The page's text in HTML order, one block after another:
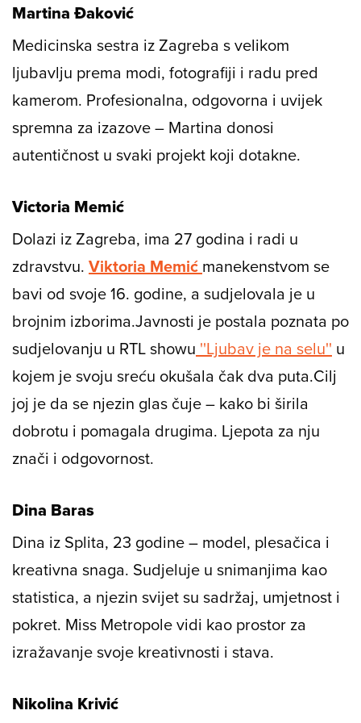
Martina Đaković
Medicinska sestra iz Zagreba s velikom
ljubavlju prema modi, fotografiji i radu pred
kamerom. Profesionalna, odgovorna i uvijek
spremna za izazove – Martina donosi
autentičnost u svaki projekt koji dotakne.
Victoria Memić
Dolazi iz Zagreba, ima 27 godina i radi u
zdravstvu. Viktoria Memić manekenstvom se
bavi od svoje 16. godine, a sudjelovala je u
brojnim izborima.Javnosti je postala poznata po
sudjelovanju u RTL showu ''Ljubav je na selu'' u
kojem je svoju sreću okušala čak dva puta.Cilj
joj je da se njezin glas čuje – kako bi širila
dobrotu i pomagala drugima. Ljepota za nju
znači i odgovornost.
Dina Baras
Dina iz Splita, 23 godine – model, plesačica i
kreativna snaga. Sudjeluje u snimanjima kao
statistica, a njezin svijet su sadržaj, umjetnost i
pokret. Miss Metropole vidi kao prostor za
izražavanje svoje kreativnosti i stava.
Nikolina Krivić